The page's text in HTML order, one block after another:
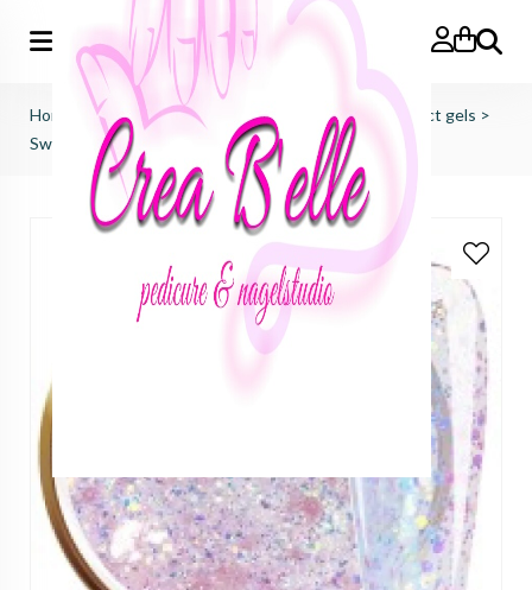
Zoeken
Home just nails (importeur benelux) colorgels effect gels >
Sweet Cream